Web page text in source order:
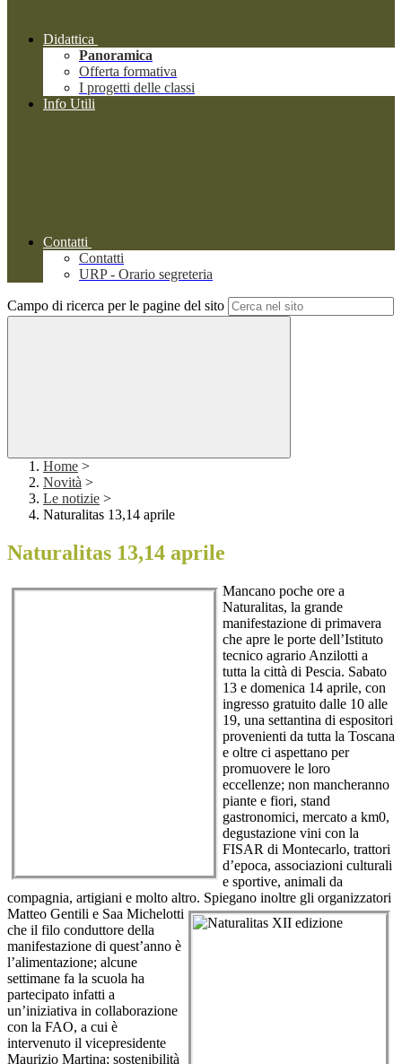
Didattica
Panoramica
Offerta formativa
I progetti delle classi
Info Utili
Contatti
Contatti
URP - Orario segreteria
Campo di ricerca per le pagine del sito
Home >
Novità >
Le notizie >
Naturalitas 13,14 aprile
Naturalitas 13,14 aprile
Mancano poche ore a
Naturalitas, la grande
manifestazione di primavera
che apre le porte dell’Istituto
tecnico agrario Anzilotti a
tutta la città di Pescia. Sabato
13 e domenica 14 aprile, con
ingresso gratuito dalle 10 alle
19, una settantina di espositori
provenienti da tutta la Toscana
e oltre ci aspettano per
promuovere le loro
eccellenze; non mancheranno
piante e fiori, stand
gastronomici, mercato a km0,
degustazione vini con la
FISAR di Montecarlo, trattori
d’epoca, associazioni culturali
e sportive, animali da
compagnia, artigiani e molto altro. Spiegano inoltre gli organizzatori
Matteo Gentili e Saa Michelotti
che il filo conduttore della
manifestazione di quest’anno è
l’alimentazione; alcune
settimane fa la scuola ha
partecipato infatti a
un’iniziativa in collaborazione
con la FAO, a cui è
intervenuto il vicepresidente
Maurizio Martina; sostenibilità